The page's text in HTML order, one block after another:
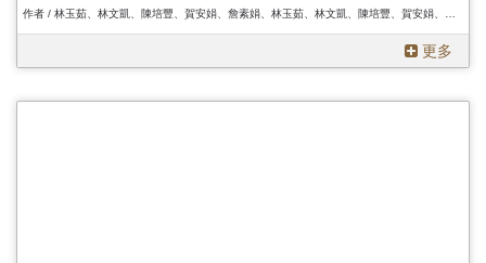
更多